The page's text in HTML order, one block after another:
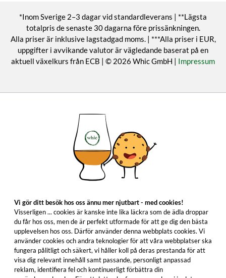
*Inom Sverige 2–3 dagar vid standardleverans | **Lägsta
totalpris de senaste 30 dagarna före prissänkningen.
Alla priser är inklusive lagstadgad moms. | ***Alla priser i EUR,
uppgifter i avvikande valutor är vägledande baserat på en
aktuell växelkurs från ECB | © 2026 Whic GmbH | Impressum
Vi gör ditt besök hos oss ännu mer njutbart - med cookies!
Visserligen ... cookies är kanske inte lika läckra som de ädla droppar
du får hos oss, men de är perfekt utformade för att ge dig den bästa
upplevelsen hos oss. Därför använder denna webbplats cookies. Vi
använder cookies och andra teknologier för att våra webbplatser ska
fungera pålitligt och säkert, vi håller koll på deras prestanda för att
visa dig relevant innehåll samt passande, personligt anpassad
reklam, identifiera fel och kontinuerligt förbättra din